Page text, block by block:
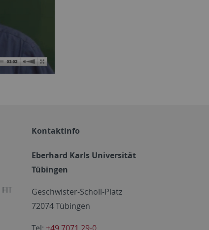
Kontaktinfo
Eberhard Karls Universität
Tübingen
Geschwister-Scholl-Platz
72074 Tübingen